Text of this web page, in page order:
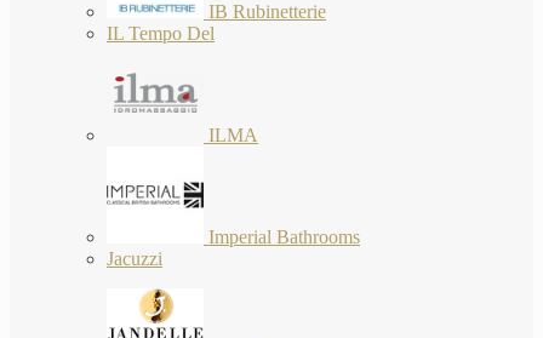
IB Rubinetterie
IL Tempo Del
ILMA
Imperial Bathrooms
Jacuzzi